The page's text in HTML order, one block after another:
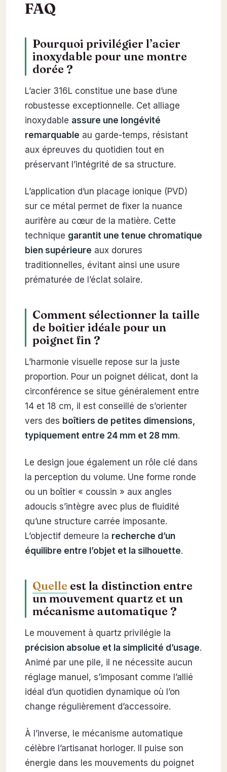
FAQ
Pourquoi privilégier l’acier
inoxydable pour une montre
dorée ?
L’acier 316L constitue une base d’une
robustesse exceptionnelle. Cet alliage
inoxydable assure une longévité
remarquable au garde-temps, résistant
aux épreuves du quotidien tout en
préservant l’intégrité de sa structure.
L’application d’un placage ionique (PVD)
sur ce métal permet de fixer la nuance
aurifère au cœur de la matière. Cette
technique garantit une tenue chromatique
bien supérieure aux dorures
traditionnelles, évitant ainsi une usure
prématurée de l’éclat solaire.
Comment sélectionner la taille
de boîtier idéale pour un
poignet fin ?
L’harmonie visuelle repose sur la juste
proportion. Pour un poignet délicat, dont la
circonférence se situe généralement entre
14 et 18 cm, il est conseillé de s’orienter
vers des boîtiers de petites dimensions,
typiquement entre 24 mm et 28 mm.
Le design joue également un rôle clé dans
la perception du volume. Une forme ronde
ou un boîtier « coussin » aux angles
adoucis s’intègre avec plus de fluidité
qu’une structure carrée imposante.
L’objectif demeure la recherche d’un
équilibre entre l’objet et la silhouette.
Quelle est la distinction entre
un mouvement quartz et un
mécanisme automatique ?
Le mouvement à quartz privilégie la
précision absolue et la simplicité d’usage.
Animé par une pile, il ne nécessite aucun
réglage manuel, s’imposant comme l’allié
idéal d’un quotidien dynamique où l’on
change régulièrement d’accessoire.
À l’inverse, le mécanisme automatique
célèbre l’artisanat horloger. Il puise son
énergie dans les mouvements du poignet